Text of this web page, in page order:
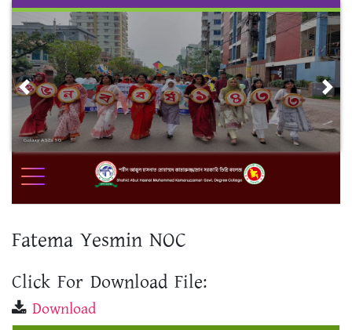
Skip
content
Previous
Fatema Yesmin NOC
Click For Download File:
Download